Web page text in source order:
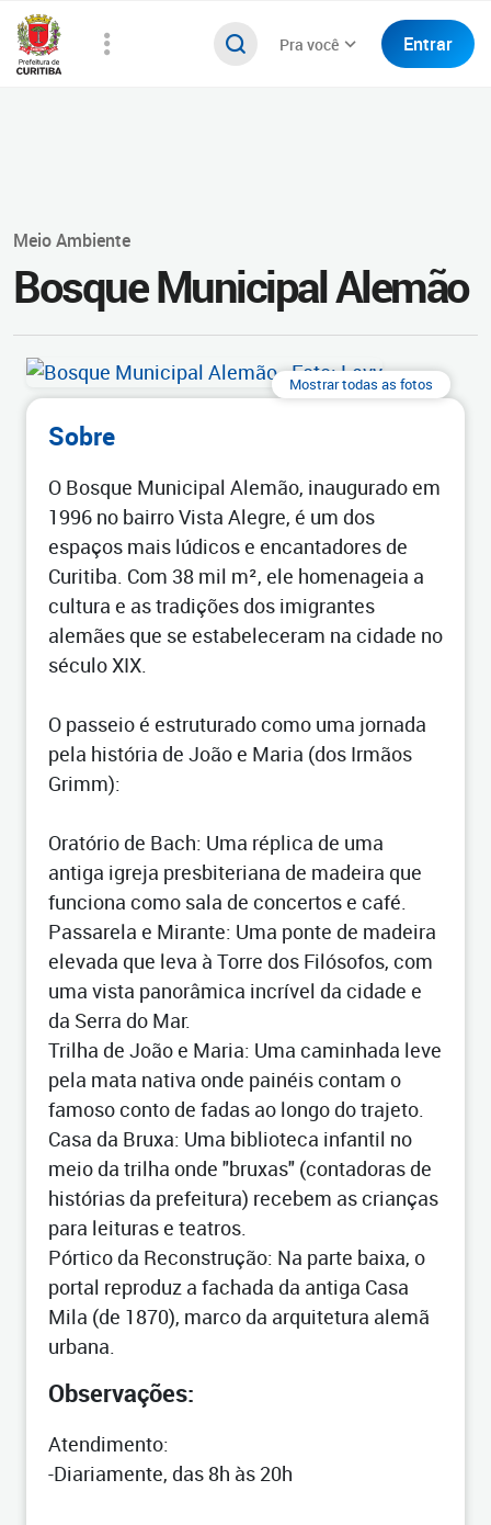
Pra você Entrar
Meio Ambiente
Bosque Municipal Alemão
Mostrar todas as fotos
Sobre
O Bosque Municipal Alemão, inaugurado em
1996 no bairro Vista Alegre, é um dos
espaços mais lúdicos e encantadores de
Curitiba. Com 38 mil m², ele homenageia a
cultura e as tradições dos imigrantes
alemães que se estabeleceram na cidade no
século XIX.
O passeio é estruturado como uma jornada
pela história de João e Maria (dos Irmãos
Grimm):
Oratório de Bach: Uma réplica de uma
antiga igreja presbiteriana de madeira que
funciona como sala de concertos e café.
Passarela e Mirante: Uma ponte de madeira
elevada que leva à Torre dos Filósofos, com
uma vista panorâmica incrível da cidade e
da Serra do Mar.
Trilha de João e Maria: Uma caminhada leve
pela mata nativa onde painéis contam o
famoso conto de fadas ao longo do trajeto.
Casa da Bruxa: Uma biblioteca infantil no
meio da trilha onde "bruxas" (contadoras de
histórias da prefeitura) recebem as crianças
para leituras e teatros.
Pórtico da Reconstrução: Na parte baixa, o
portal reproduz a fachada da antiga Casa
Mila (de 1870), marco da arquitetura alemã
urbana.
Observações:
Atendimento:
-Diariamente, das 8h às 20h